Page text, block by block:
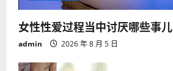
女性性爱过程当中讨厌哪些事儿
admin 2026 年 8 月 5 日